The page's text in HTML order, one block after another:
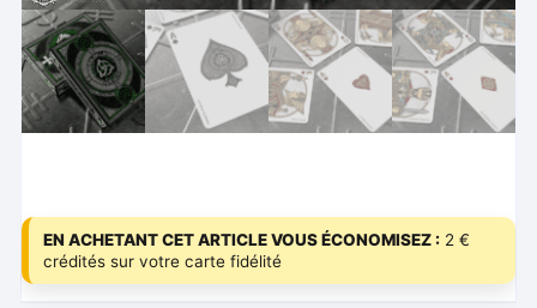
EN ACHETANT CET ARTICLE VOUS ÉCONOMISEZ : 2 €
crédités sur votre carte fidélité